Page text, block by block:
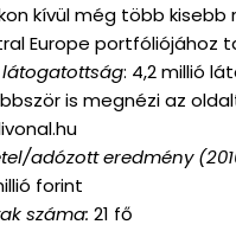
kívül még több kisebb
Europe portfóliójához
látogatottság: 4,2 millió
is megnézi az
adózott eredmény
forint
száma: 21 fő